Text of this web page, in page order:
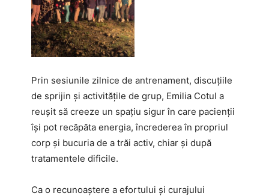
Prin sesiunile zilnice de antrenament, discuțiile
de sprijin și activitățile de grup, Emilia Cotul a
reușit să creeze un spațiu sigur în care pacienții
își pot recăpăta energia, încrederea în propriul
corp și bucuria de a trăi activ, chiar și după
tratamentele dificile.
Ca o recunoaștere a efortului și curajului